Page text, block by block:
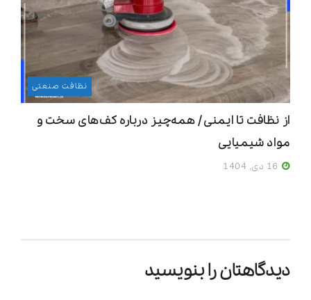
نظافت صنعتی
از نظافت تا ایمنی / همه‌چیز درباره کف‌های سخت و
مواد شیمیایی
دیدگاهتان را بنویسید